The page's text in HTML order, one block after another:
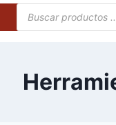
Búsqueda
de
productos